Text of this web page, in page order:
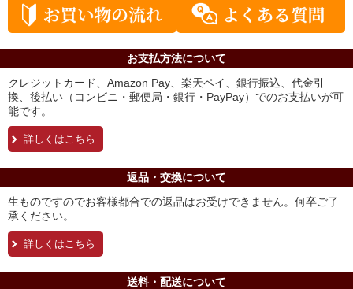
お支払方法について
クレジットカード、Amazon Pay、楽天ペイ、銀行振込、代金引
換、後払い（コンビニ・郵便局・銀行・PayPay）でのお支払いが可
能です。
詳しくはこちら
返品・交換について
生ものですのでお客様都合での返品はお受けできません。何卒ご了
承ください。
詳しくはこちら
送料・配送について